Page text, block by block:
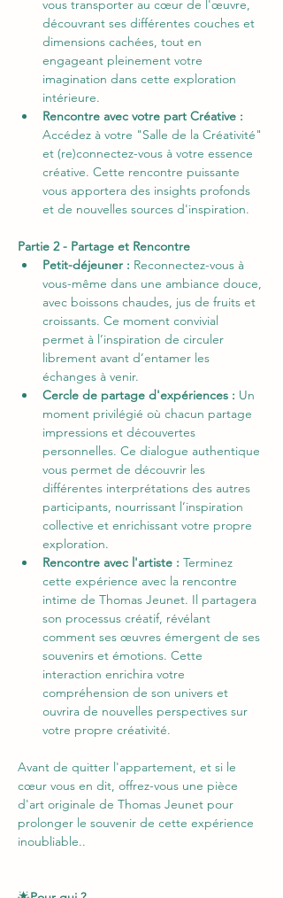
vous transporter au cœur de l'œuvre,
découvrant ses différentes couches et
dimensions cachées, tout en
engageant pleinement votre
imagination dans cette exploration
intérieure.
Rencontre avec votre part Créative :
Accédez à votre "Salle de la Créativité"
et (re)connectez-vous à votre essence
créative. Cette rencontre puissante
vous apportera des insights profonds
et de nouvelles sources d'inspiration.
Partie 2 - Partage et Rencontre
Petit-déjeuner : Reconnectez-vous à
vous-même dans une ambiance douce,
avec boissons chaudes, jus de fruits et
croissants. Ce moment convivial
permet à l’inspiration de circuler
librement avant d’entamer les
échanges à venir.
Cercle de partage d'expériences : Un
moment privilégié où chacun partage
impressions et découvertes
personnelles. Ce dialogue authentique
vous permet de découvrir les
différentes interprétations des autres
participants, nourrissant l’inspiration
collective et enrichissant votre propre
exploration.
Rencontre avec l'artiste : Terminez
cette expérience avec la rencontre
intime de Thomas Jeunet. Il partagera
son processus créatif, révélant
comment ses œuvres émergent de ses
souvenirs et émotions. Cette
interaction enrichira votre
compréhension de son univers et
ouvrira de nouvelles perspectives sur
votre propre créativité.
Avant de quitter l'appartement, et si le
cœur vous en dit, offrez-vous une pièce
d'art originale de Thomas Jeunet pour
prolonger le souvenir de cette expérience
inoubliable..